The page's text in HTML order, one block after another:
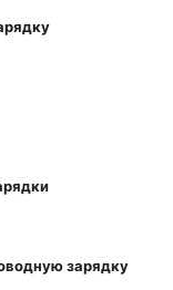
зарядку